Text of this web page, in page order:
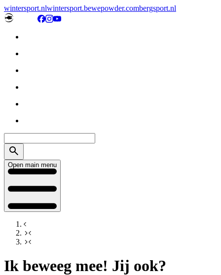
wintersport.nlwintersport.bewepowder.combergsport.nl
Open main menu
Ik beweeg mee! Jij ook?